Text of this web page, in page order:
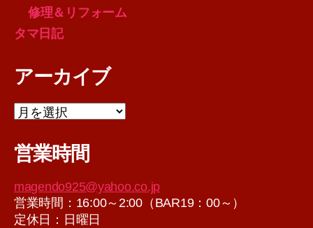
修理＆リフォーム
タマ日記
アーカイブ
ア
イ
営業時間
magendo925@yahoo.co.jp
営業時間：16:00～2:00（BAR19：00～）
定休日：日曜日